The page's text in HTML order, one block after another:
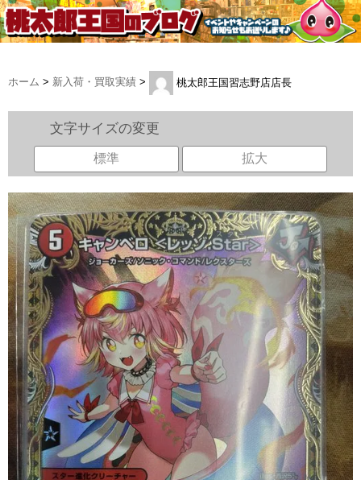
ホーム > 新入荷・買取実績 > 桃太郎王国習志野店店長
文字サイズの変更
標準 拡大